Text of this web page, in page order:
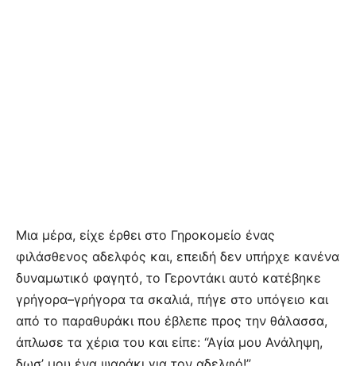
Μια μέρα, είχε έρθει στο Γηροκομείο ένας
φιλάσθενος αδελφός και, επειδή δεν υπήρχε κανένα
δυναμωτικό φαγητό, το Γεροντάκι αυτό κατέβηκε
γρήγορα–γρήγορα τα σκαλιά, πήγε στο υπόγειο και
από το παραθυράκι που έβλεπε προς την θάλασσα,
άπλωσε τα χέρια του και είπε: “Αγία μου Ανάληψη,